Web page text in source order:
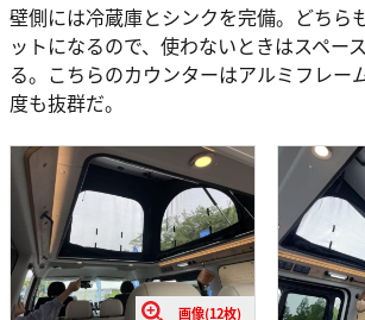
壁側には冷蔵庫とシンクを完備。どちら
ットになるので、使わないときはスペー
る。こちらのカウンターはアルミフレー
度も抜群だ。
画像(12枚)